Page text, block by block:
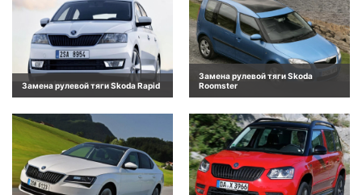
Замена рулевой тяги Skoda Rapid
Замена рулевой тяги Skoda
Roomster